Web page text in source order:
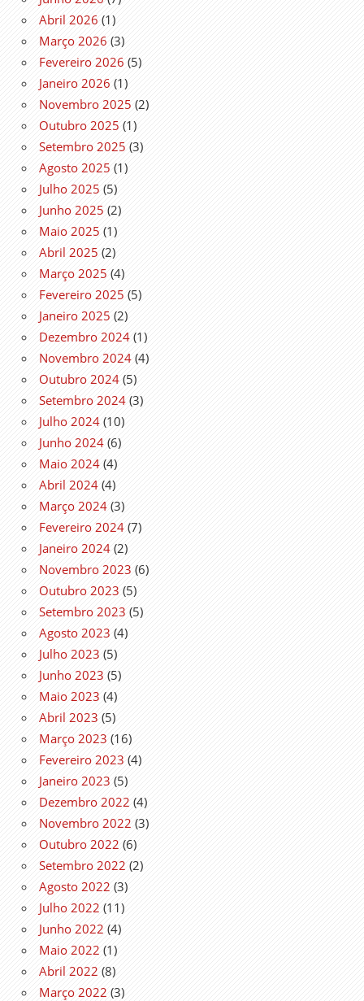
Abril 2026 (1)
Março 2026 (3)
Fevereiro 2026 (5)
Janeiro 2026 (1)
Novembro 2025 (2)
Outubro 2025 (1)
Setembro 2025 (3)
Agosto 2025 (1)
Julho 2025 (5)
Junho 2025 (2)
Maio 2025 (1)
Abril 2025 (2)
Março 2025 (4)
Fevereiro 2025 (5)
Janeiro 2025 (2)
Dezembro 2024 (1)
Novembro 2024 (4)
Outubro 2024 (5)
Setembro 2024 (3)
Julho 2024 (10)
Junho 2024 (6)
Maio 2024 (4)
Abril 2024 (4)
Março 2024 (3)
Fevereiro 2024 (7)
Janeiro 2024 (2)
Novembro 2023 (6)
Outubro 2023 (5)
Setembro 2023 (5)
Agosto 2023 (4)
Julho 2023 (5)
Junho 2023 (5)
Maio 2023 (4)
Abril 2023 (5)
Março 2023 (16)
Fevereiro 2023 (4)
Janeiro 2023 (5)
Dezembro 2022 (4)
Novembro 2022 (3)
Outubro 2022 (6)
Setembro 2022 (2)
Agosto 2022 (3)
Julho 2022 (11)
Junho 2022 (4)
Maio 2022 (1)
Abril 2022 (8)
Março 2022 (3)